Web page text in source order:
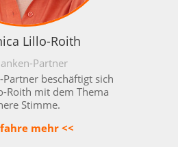
Lillo-Roith
Partner
Partner beschäftigt sich
Roith mit dem Thema
Stimme.
mehr <<